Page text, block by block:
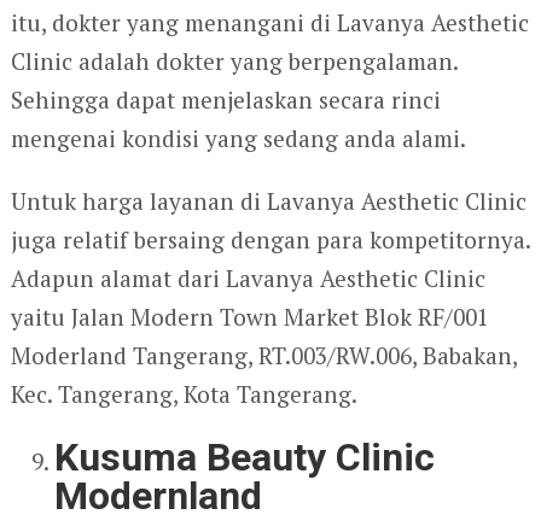
itu, dokter yang menangani di Lavanya Aesthetic
Clinic adalah dokter yang berpengalaman.
Sehingga dapat menjelaskan secara rinci
mengenai kondisi yang sedang anda alami.
Untuk harga layanan di Lavanya Aesthetic Clinic
juga relatif bersaing dengan para kompetitornya.
Adapun alamat dari Lavanya Aesthetic Clinic
yaitu Jalan Modern Town Market Blok RF/001
Moderland Tangerang, RT.003/RW.006, Babakan,
Kec. Tangerang, Kota Tangerang.
Kusuma Beauty Clinic
Modernland